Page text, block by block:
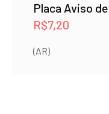
Placa Aviso
R$7,20
(AR)